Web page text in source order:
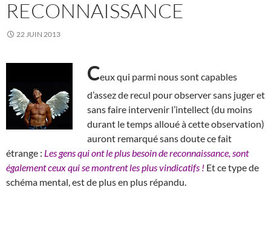
RECONNAISSANCE
22 JUIN 2013
Ceux qui parmi nous sont capables
d’assez de recul pour observer sans juger et
sans faire intervenir l’intellect (du moins
durant le temps alloué à cette observation)
auront remarqué sans doute ce fait
étrange : Les gens qui ont le plus besoin de reconnaissance, sont
également ceux qui se montrent les plus vindicatifs ! Et ce type de
schéma mental, est de plus en plus répandu.